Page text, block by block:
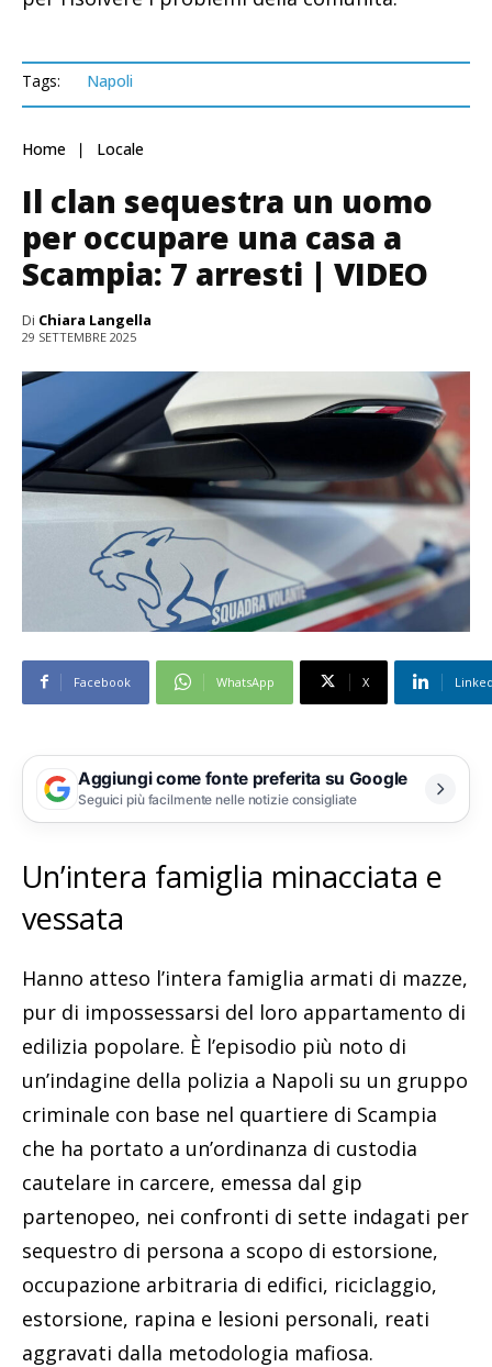
Tags: Napoli
Home Locale
Il clan sequestra un uomo
per occupare una casa a
Scampia: 7 arresti | VIDEO
Di Chiara Langella
29 SETTEMBRE 2025
Facebook WhatsApp X
Aggiungi come fonte preferita su Google
Seguici più facilmente nelle notizie consigliate
Un’intera famiglia minacciata e
vessata
Hanno atteso l’intera famiglia armati di mazze,
pur di impossessarsi del loro appartamento di
edilizia popolare. È l’episodio più noto di
un’indagine della polizia a Napoli su un gruppo
criminale con base nel quartiere di Scampia
che ha portato a un’ordinanza di custodia
cautelare in carcere, emessa dal gip
partenopeo, nei confronti di sette indagati per
sequestro di persona a scopo di estorsione,
occupazione arbitraria di edifici, riciclaggio,
estorsione, rapina e lesioni personali, reati
aggravati dalla metodologia mafiosa.